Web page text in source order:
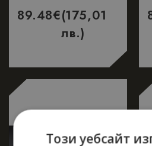
89.48€(175,01
лв.)
Този уебсайт